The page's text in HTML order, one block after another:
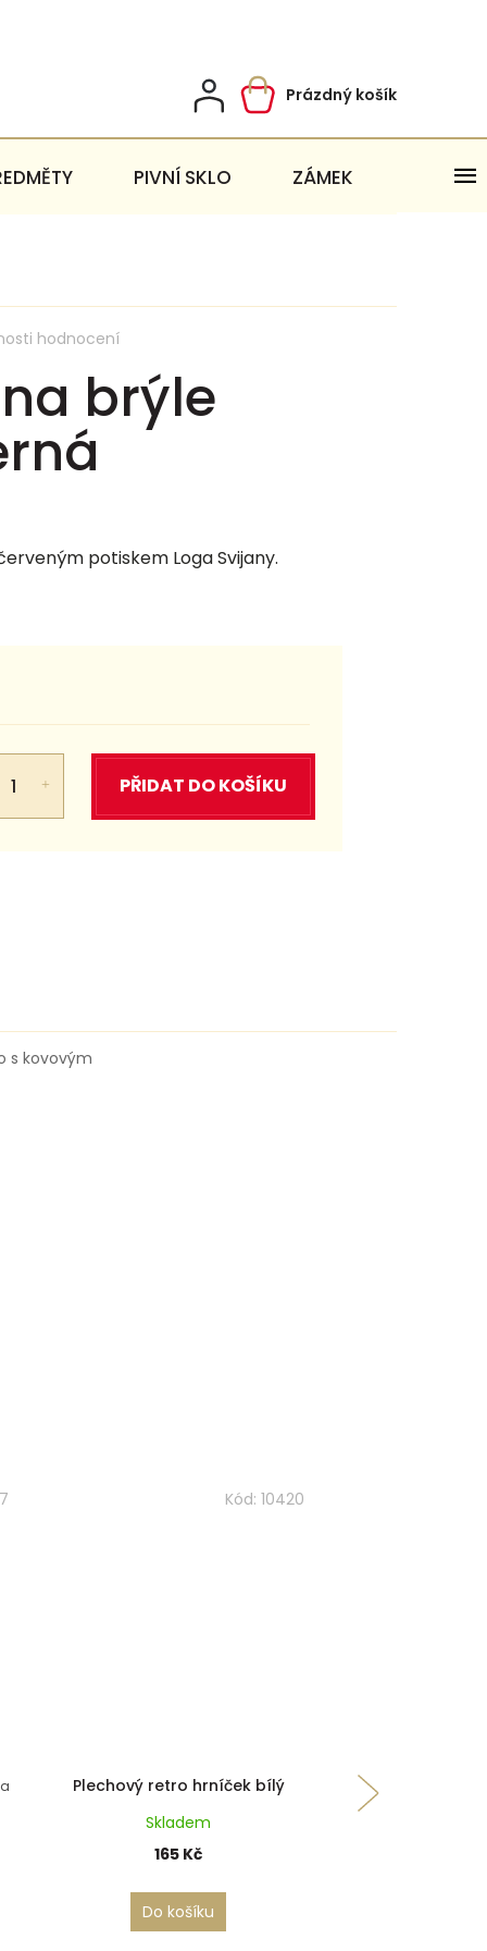
Nákupní
košík
Prázdný košík
PIVNÍ SKLO ZÁMEK
brýle
hodnocení
potiskem Loga Svijany.
PŘIDAT DO KOŠÍKU
s kovovým
Kód: 10420
Plechový retro hrníček bílý
Skladem
165 Kč
Do košíku
Klíčenka na krk s